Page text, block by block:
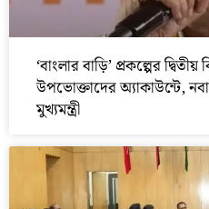
‘বাংলার বাড়ি’ প্রকল্পের
উপভোক্তাদের অ্যাকাউন্টে,
মুখ্যমন্ত্রী